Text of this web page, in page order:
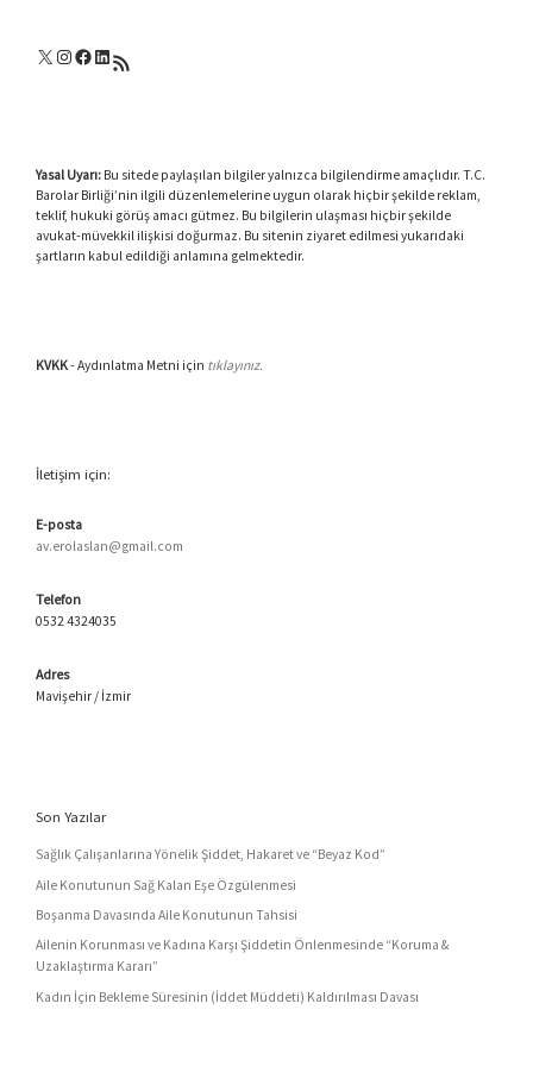
X Instagram
Facebook
LinkedIn
RSS akışı
Yasal Uyarı:Bu sitede paylaşılan bilgiler yalnızca bilgilendirme amaçlıdır. T.C.
Barolar Birliği’nin ilgili düzenlemelerine uygun olarak hiçbir şekilde reklam,
teklif, hukuki görüş amacı gütmez. Bu bilgilerin ulaşması hiçbir şekilde
avukat-müvekkil ilişkisi doğurmaz. Bu sitenin ziyaret edilmesi yukarıdaki
şartların kabul edildiği anlamına gelmektedir.
KVKK- Aydınlatma Metni için tıklayınız.
İletişim için:
E-posta
av.erolaslan@gmail.com
Telefon
0532 4324035
Adres
Mavişehir / İzmir
Son Yazılar
Sağlık Çalışanlarına Yönelik Şiddet, Hakaret ve “Beyaz Kod”
Aile Konutunun Sağ Kalan Eşe Özgülenmesi
Boşanma Davasında Aile Konutunun Tahsisi
Ailenin Korunması ve Kadına Karşı Şiddetin Önlenmesinde “Koruma &
Uzaklaştırma Kararı”
Kadın İçin Bekleme Süresinin (İddet Müddeti) Kaldırılması Davası